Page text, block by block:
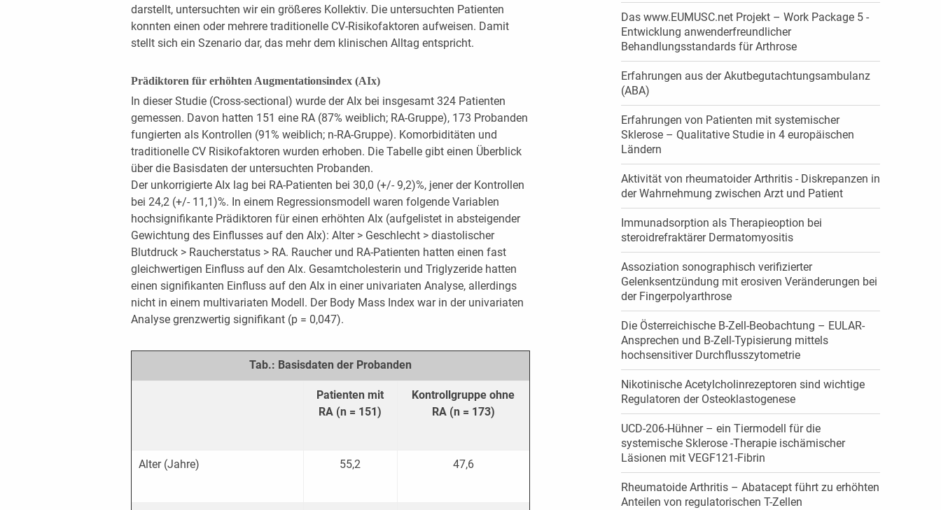
darstellt, untersuchten wir ein größeres Kollektiv. Die untersuchten Patienten
konnten einen oder mehrere traditionelle CV-Risikofaktoren aufweisen. Damit
stellt sich ein Szenario dar, das mehr dem klinischen Alltag entspricht.
Prädiktoren für erhöhten Augmentationsindex (AIx)
In dieser Studie (Cross-sectional) wurde der AIx bei insgesamt 324 Patienten
gemessen. Davon hatten 151 eine RA (87% weiblich; RA-Gruppe), 173 Probanden
fungierten als Kontrollen (91% weiblich; n-RA-Gruppe). Komorbiditäten und
traditionelle CV Risikofaktoren wurden erhoben. Die Tabelle gibt einen Überblick
über die Basisdaten der untersuchten Probanden.
Der unkorrigierte AIx lag bei RA-Patienten bei 30,0 (+/- 9,2)%, jener der Kontrollen
bei 24,2 (+/- 11,1)%. In einem Regressionsmodell waren folgende Variablen
hochsignifikante Prädiktoren für einen erhöhten AIx (aufgelistet in absteigender
Gewichtung des Einflusses auf den AIx): Alter > Geschlecht > diastolischer
Blutdruck > Raucherstatus > RA. Raucher und RA-Patienten hatten einen fast
gleichwertigen Einfluss auf den AIx. Gesamtcholesterin und Triglyzeride hatten
einen signifikanten Einfluss auf den AIx in einer univariaten Analyse, allerdings
nicht in einem multivariaten Modell. Der Body Mass Index war in der univariaten
Analyse grenzwertig signifikant (p = 0,047).
Tab.: Basisdaten der Probanden
Patienten mit
RA (n = 151)
Kontrollgruppe ohne
RA (n = 173)
Alter (Jahre) 55,2 47,6
Das www.EUMUSC.net Projekt – Work Package 5 -
Entwicklung anwenderfreundlicher
Behandlungsstandards für Arthrose
Erfahrungen aus der Akutbegutachtungsambulanz
(ABA)
Erfahrungen von Patienten mit systemischer
Sklerose – Qualitative Studie in 4 europäischen
Ländern
Aktivität von rheumatoider Arthritis - Diskrepanzen in
der Wahrnehmung zwischen Arzt und Patient
Immunadsorption als Therapieoption bei
steroidrefraktärer Dermatomyositis
Assoziation sonographisch verifizierter
Gelenksentzündung mit erosiven Veränderungen bei
der Fingerpolyarthrose
Die Österreichische B-Zell-Beobachtung – EULAR-
Ansprechen und B-Zell-Typisierung mittels
hochsensitiver Durchflusszytometrie
Nikotinische Acetylcholinrezeptoren sind wichtige
Regulatoren der Osteoklastogenese
UCD-206-Hühner – ein Tiermodell für die
systemische Sklerose -Therapie ischämischer
Läsionen mit VEGF121-Fibrin
Rheumatoide Arthritis – Abatacept führt zu erhöhten
Anteilen von regulatorischen T-Zellen